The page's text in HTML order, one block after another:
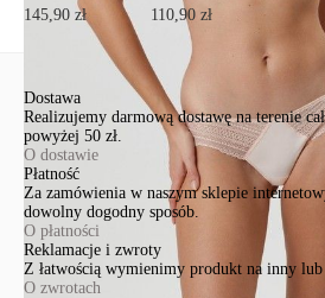
145,90 zł 110,90 zł
Dostawa
Realizujemy darmową dostawę na terenie
powyżej 50 zł.
O dostawie
Płatność
Za zamówienia w naszym sklepie
dowolny dogodny sposób.
O płatności
Reklamacje i zwroty
Z łatwością wymienimy produkt na inny
O zwrotach